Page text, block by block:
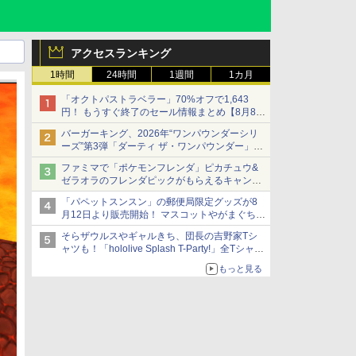
アクセスランキング
1時間 24時間 1週間 1カ月
「オクトパストラベラー」70%オフで1,643
円！ もうすぐ終了のセール情報まとめ【8月8日
更新】
ニンテンドーeショップでは「大神 絶景版」が
67%オフで990円
バーガーキング、2026年“ワンパウンダーシリ
ーズ”第3弾「ダーティ ザ・ワンパウンダー」を
8月7日発売
「特製ガーリックマヨソース」を使用した超大
型チーズバーガー
ファミマで「ポケモンフレンダ」ピカチュウ&
ゼラオラのフレンダピックがもらえるキャンペ
ーン開催！
「パペットスンスン」の郵便局限定グッズが8
月12日より販売開始！ マスコットやがまぐち、
レターセットなどが登場
そらザウルスやギャルきち、団長の吉野家Tシ
ャツも！「hololive Splash T-Party!」全Tシャツ
ラインナップ公開＆オンライン販売開始
もっと見る